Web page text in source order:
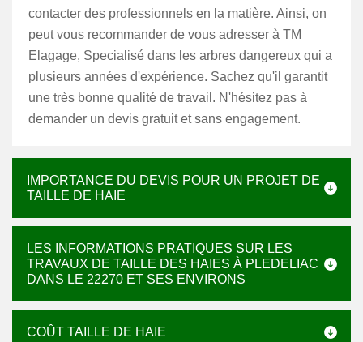
contacter des professionnels en la matière. Ainsi, on
peut vous recommander de vous adresser à TM
Elagage, Specialisé dans les arbres dangereux qui a
plusieurs années d'expérience. Sachez qu'il garantit
une très bonne qualité de travail. N'hésitez pas à
demander un devis gratuit et sans engagement.
IMPORTANCE DU DEVIS POUR UN PROJET DE
TAILLE DE HAIE
LES INFORMATIONS PRATIQUES SUR LES
TRAVAUX DE TAILLE DES HAIES À PLEDELIAC
DANS LE 22270 ET SES ENVIRONS
COÛT TAILLE DE HAIE